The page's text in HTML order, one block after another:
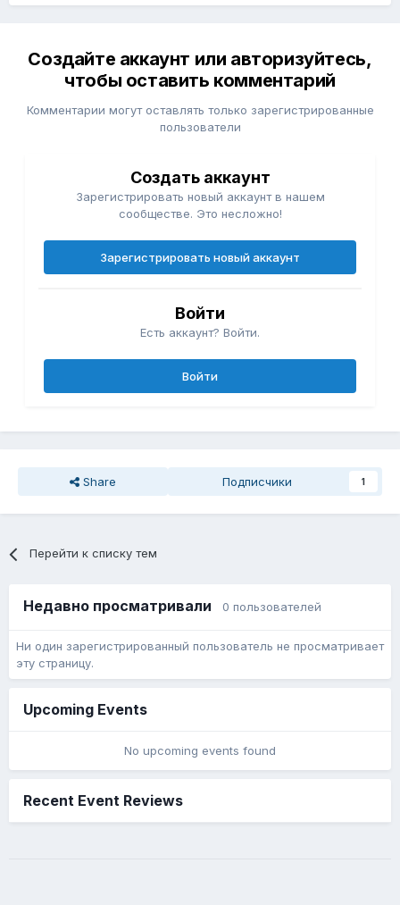
Создайте аккаунт или авторизуйтесь,
чтобы оставить комментарий
Комментарии могут оставлять только зарегистрированные
пользователи
Создать аккаунт
Зарегистрировать новый аккаунт в нашем
сообществе. Это несложно!
Зарегистрировать новый аккаунт
Войти
Есть аккаунт? Войти.
Войти
Share Подписчики 1
Перейти к списку тем
Недавно просматривали 0 пользователей
Ни один зарегистрированный пользователь не просматривает
эту страницу.
Upcoming Events
No upcoming events found
Recent Event Reviews